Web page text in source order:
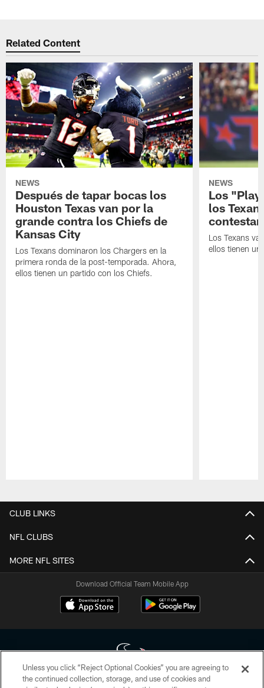
Related Content
NEWS
Después de tapar bocas los
Houston Texas van por la
grande contra los Chiefs de
Kansas City
Los Texans dominaron los Chargers en la
primera ronda de la post-temporada. Ahora,
ellos tienen un partido con los Chiefs.
NEWS
Los
los
contestar
Los Texans
ellos tienen un
CLUB LINKS
NFL CLUBS
MORE NFL SITES
Download Official Team Mobile App
Unless you click “Reject Optional Cookies” you are agreeing to
the continued collection, storage, and use of cookies and